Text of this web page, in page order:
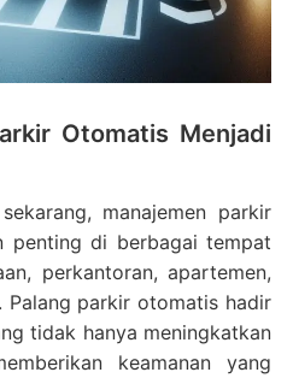
Otomatis Menjadi
manajemen parkir
penting di berbagai tempat
perkantoran, apartemen,
Palang parkir otomatis hadir
tidak hanya meningkatkan
keamanan yang